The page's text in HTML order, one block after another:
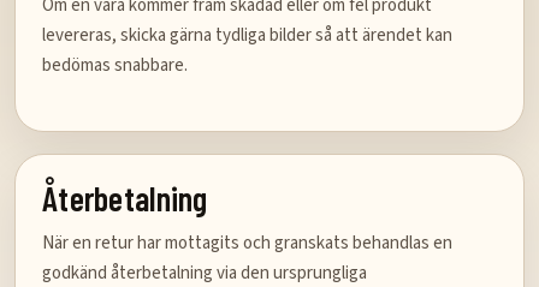
Om en vara kommer fram skadad eller om fel produkt
levereras, skicka gärna tydliga bilder så att ärendet kan
bedömas snabbare.
Återbetalning
När en retur har mottagits och granskats behandlas en
godkänd återbetalning via den ursprungliga